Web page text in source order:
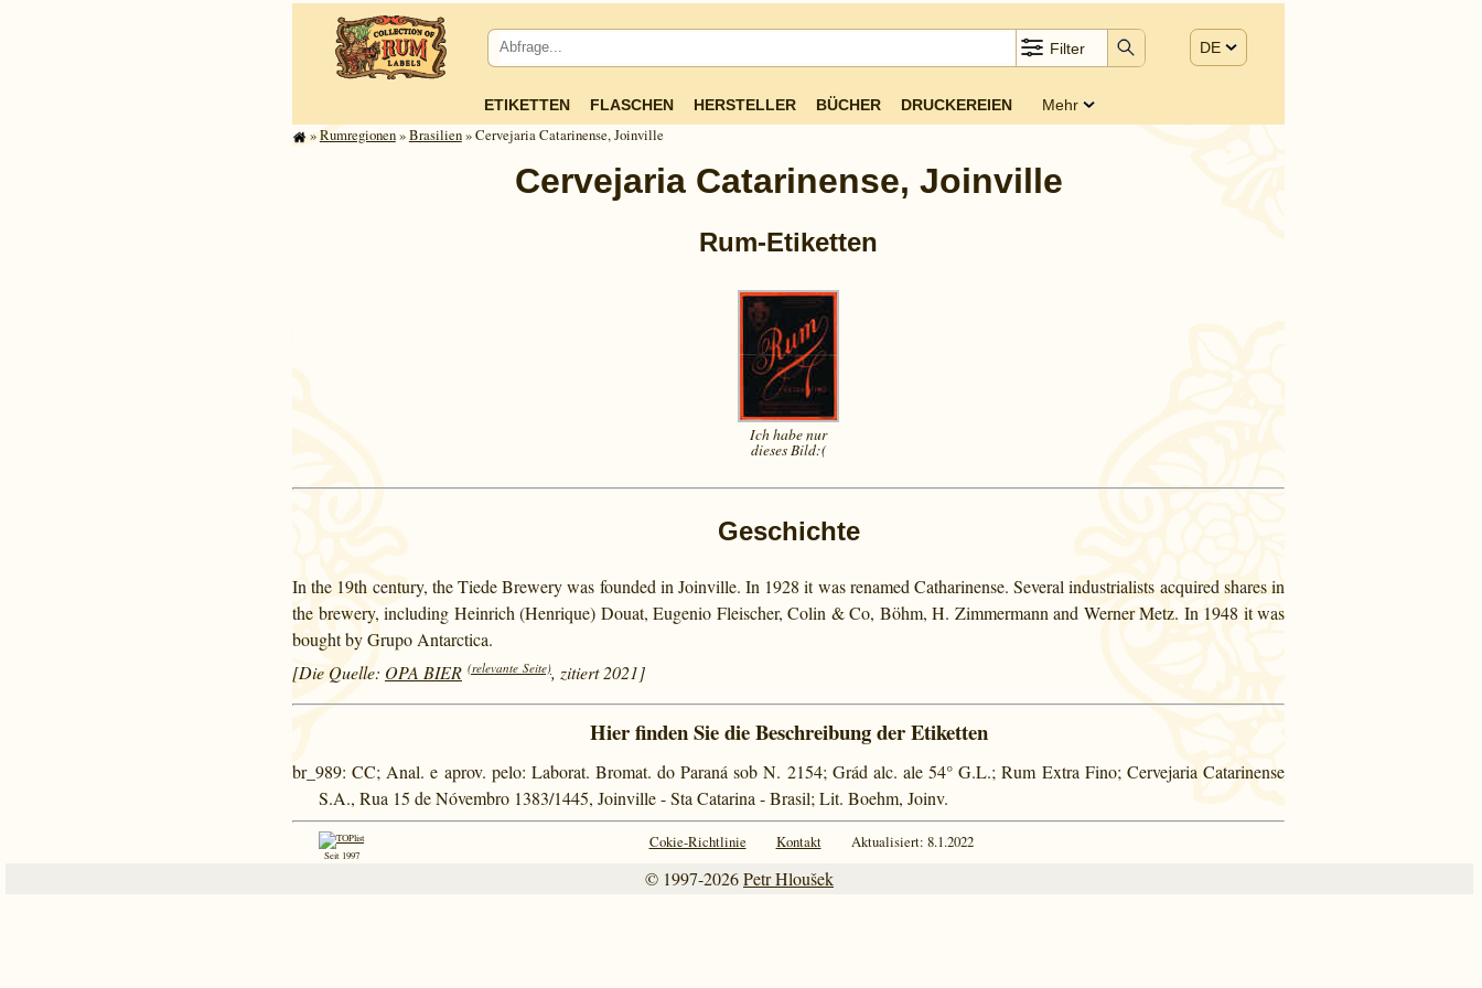
Filter DE
ETIKETTEN FLASCHEN HERSTELLER BÜCHER DRUCKEREIEN Mehr
»Rum­re­gi­o­nen»Brasilien» Cervejaria Catarinense, Joinville
Cervejaria Catarinense, Joinville
Rum-Etiketten
Ich habe nur
diesesBild:(
Geschichte
In the 19th century, the Tiede Brewery was founded in Joinville. In 1928 it was renamed Catharinense. Several industrialists acquired shares in
the brewery, including Heinrich (Henrique) Douat, Eugenio Fleischer, Colin & Co, Böhm, H. Zimmermann and Werner Metz. In 1948 it was
bought by Grupo Antarctica.
[Die Quelle: OPA BIER (relevante Seite), zitiert 2021]
Hier finden Sie die Beschreibung der Etiketten
br_989: CC; Anal. e aprov. pelo: Laborat. Bromat. do Paraná sob N. 2154; Grád alc. ale 54° G.L.; Rum Extra Fino; Cervejaria Catarinense
S.A., Rua 15 de Nóvembro 1383/1445, Joinville - Sta Catarina - Brasil; Lit. Boehm, Joinv.
Seit 1997
Cokie-Richtlinie Kontakt Aktualisiert: 8.1.2022
© 1997-2026Petr Hloušek